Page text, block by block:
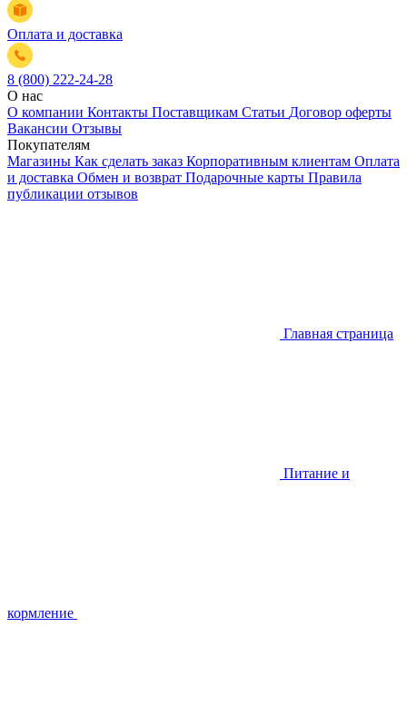
Оплата и доставка
8 (800) 222-24-28
О нас
О компании Контакты Поставщикам Статьи Договор оферты
Вакансии Отзывы
Покупателям
Магазины Как сделать заказ Корпоративным клиентам Оплата
и доставка Обмен и возврат Подарочные карты Правила
публикации отзывов
Главная страница
Питание и
кормление